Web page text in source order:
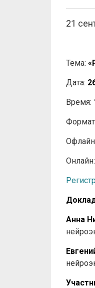
21
Тема:
Дата:
Время:
Онлайн:
Анна